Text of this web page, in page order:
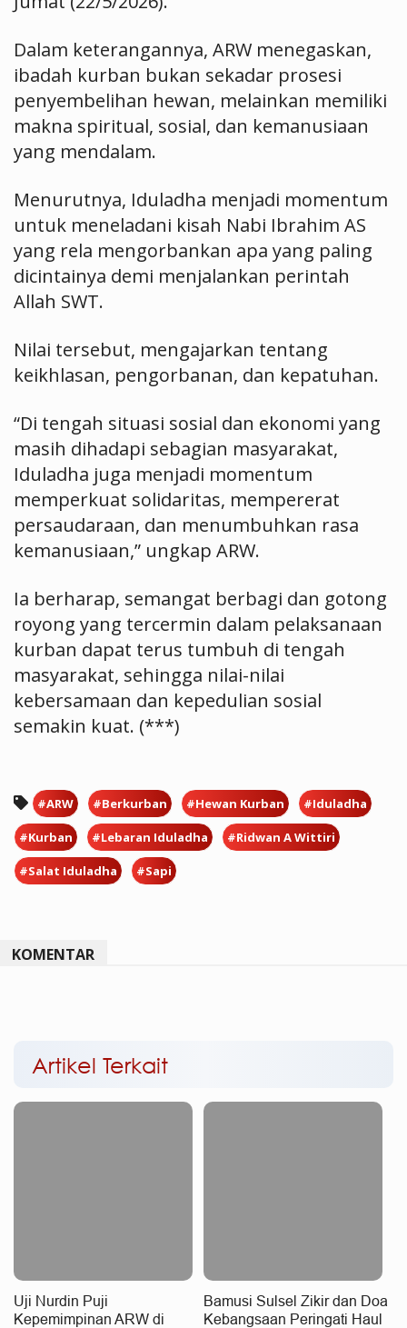
Dalam keterangannya, ARW menegaskan,
ibadah kurban bukan sekadar prosesi
penyembelihan hewan, melainkan memiliki
makna spiritual, sosial, dan kemanusiaan
yang mendalam.
Menurutnya, Iduladha menjadi momentum
untuk meneladani kisah Nabi Ibrahim AS
yang rela mengorbankan apa yang paling
dicintainya demi menjalankan perintah
Allah SWT.
Nilai tersebut, mengajarkan tentang
keikhlasan, pengorbanan, dan kepatuhan.
“Di tengah situasi sosial dan ekonomi yang
masih dihadapi sebagian masyarakat,
Iduladha juga menjadi momentum
memperkuat solidaritas, mempererat
persaudaraan, dan menumbuhkan rasa
kemanusiaan,” ungkap ARW.
Ia berharap, semangat berbagi dan gotong
royong yang tercermin dalam pelaksanaan
kurban dapat terus tumbuh di tengah
masyarakat, sehingga nilai-nilai
kebersamaan dan kepedulian sosial
semakin kuat. (***)
#ARW #Berkurban #Hewan Kurban #Iduladha
#Kurban #Lebaran Iduladha #Ridwan A Wittiri
#Salat Iduladha #Sapi
KOMENTAR
Artikel Terkait
Uji Nurdin Puji
Kepemimpinan ARW di
Bamusi Sulsel Zikir dan Doa
Kebangsaan Peringati Haul